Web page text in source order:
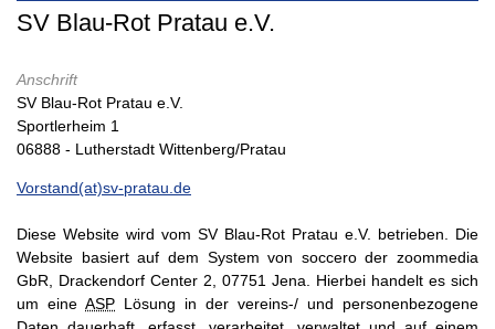
SV Blau-Rot Pratau e.V.
Anschrift
SV Blau-Rot Pratau e.V.
Sportlerheim 1
06888 - Lutherstadt Wittenberg/Pratau
Vorstand(at)sv-pratau.de
Diese Website wird vom SV Blau-Rot Pratau e.V. betrieben. Die
Website basiert auf dem System von soccero der zoommedia
GbR, Drackendorf Center 2, 07751 Jena. Hierbei handelt es sich
um eine ASP Lösung in der vereins-/ und personenbezogene